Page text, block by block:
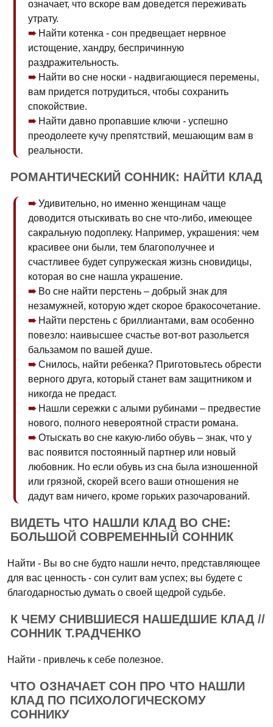
означает, что вскоре вам доведется переживать
утрату.
Найти котенка - сон предвещает нервное
истощение, хандру, беспричинную
раздражительность.
Найти во сне носки - надвигающиеся перемены,
вам придется потрудиться, чтобы сохранить
спокойствие.
Найти давно пропавшие ключи - успешно
преодолеете кучу препятствий, мешающим вам в
реальности.
РОМАНТИЧЕСКИЙ СОННИК: НАЙТИ КЛАД
Удивительно, но именно женщинам чаще
доводится отыскивать во сне что-либо, имеющее
сакральную подоплеку. Например, украшения: чем
красивее они были, тем благополучнее и
счастливее будет супружеская жизнь сновидицы,
которая во сне нашла украшение.
Во сне найти перстень – добрый знак для
незамужней, которую ждет скорое бракосочетание.
Найти перстень с бриллиантами, вам особенно
повезло: наивысшее счастье вот-вот разольется
бальзамом по вашей душе.
Снилось, найти ребенка? Приготовьтесь обрести
верного друга, который станет вам защитником и
никогда не предаст.
Нашли сережки с алыми рубинами – предвестие
нового, полного невероятной страсти романа.
Отыскать во сне какую-либо обувь – знак, что у
вас появится постоянный партнер или новый
любовник. Но если обувь из сна была изношенной
или грязной, скорей всего ваши отношения не
дадут вам ничего, кроме горьких разочарований.
ВИДЕТЬ ЧТО НАШЛИ КЛАД ВО СНЕ:
БОЛЬШОЙ СОВРЕМЕННЫЙ СОННИК
Найти - Вы во сне будто нашли нечто, представляющее
для вас ценность - сон сулит вам успех; вы будете с
благодарностью думать о своей щедрой судьбе.
К ЧЕМУ СНИВШИЕСЯ НАШЕДШИЕ КЛАД //
СОННИК Т.РАДЧЕНКО
Найти - привлечь к себе полезное.
ЧТО ОЗНАЧАЕТ СОН ПРО ЧТО НАШЛИ
КЛАД ПО ПСИХОЛОГИЧЕСКОМУ
СОННИКУ